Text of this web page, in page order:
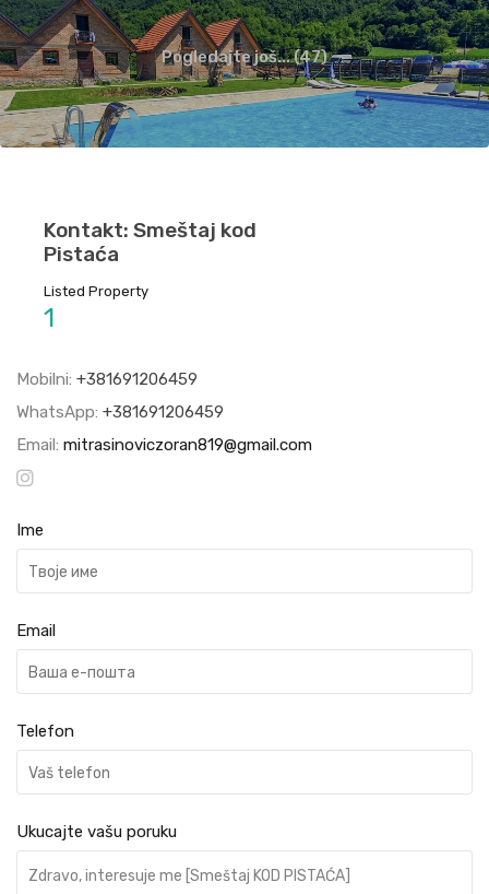
Pogledajte još... (47)
Kontakt: Smeštaj kod
Pistaća
Listed Property
1
Mobilni: +381691206459
WhatsApp: +381691206459
Email: mitrasinoviczoran819@gmail.com
Ime
Email
Telefon
Ukucajte vašu poruku